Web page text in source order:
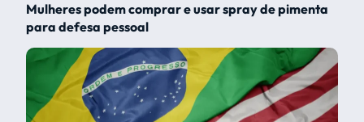
Mulheres podem comprar e usar spray de pimenta
para defesa pessoal